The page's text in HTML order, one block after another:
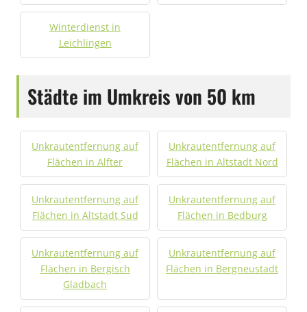
Winterdienst in
Leichlingen
Städte im Umkreis von 50 km
Unkrautentfernung auf
Flächen in Alfter
Unkrautentfernung auf
Flächen in Altstadt Nord
Unkrautentfernung auf
Flächen in Altstadt Sud
Unkrautentfernung auf
Flächen in Bedburg
Unkrautentfernung auf
Flächen in Bergisch
Gladbach
Unkrautentfernung auf
Flächen in Bergneustadt